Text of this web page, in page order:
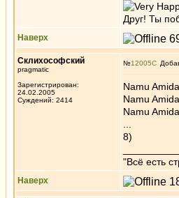
Друг! Ты
Наверх
Склихософский
pragmatic
Зарегистрирован:
24.02.2005
Суждений: 2414
№12005
Namu
Namu
Namu
8)
"Всё есть
Наверх